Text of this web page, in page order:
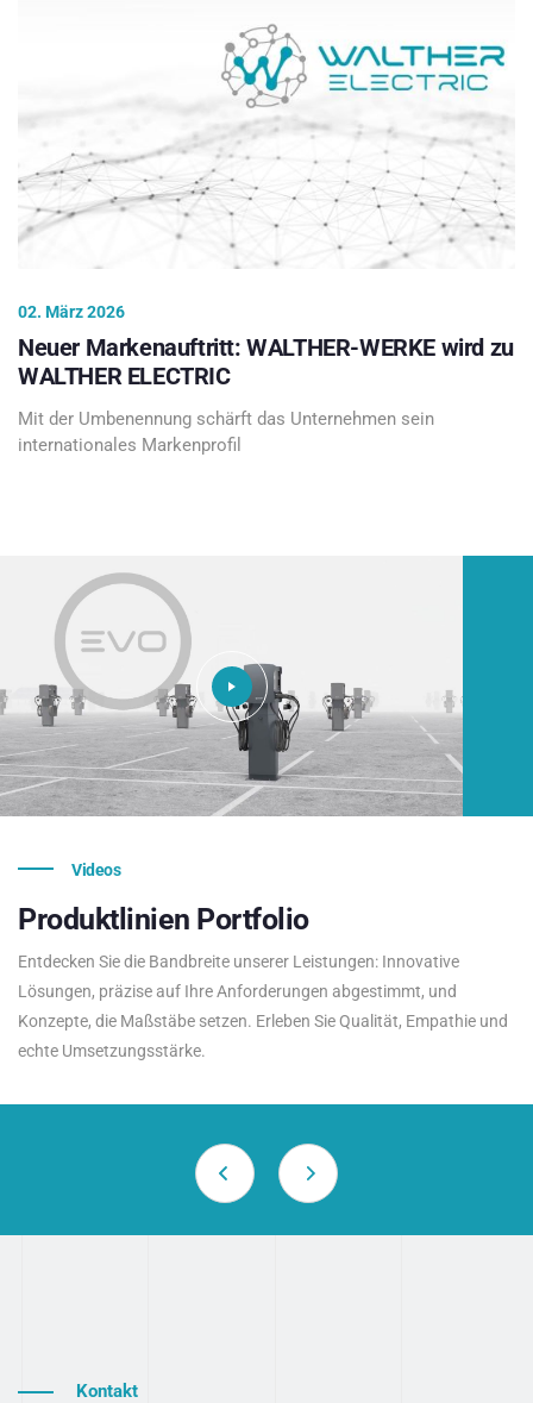
02. März 2026
Neuer Markenauftritt: WALTHER-WERKE wird zu
WALTHER ELECTRIC
Mit der Umbenennung schärft das Unternehmen sein
internationales Markenprofil
Videos
Produktlinien Portfolio
Entdecken Sie die Bandbreite unserer Leistungen: Innovative
Lösungen, präzise auf Ihre Anforderungen abgestimmt, und
Konzepte, die Maßstäbe setzen. Erleben Sie Qualität, Empathie und
echte Umsetzungsstärke.
Kontakt